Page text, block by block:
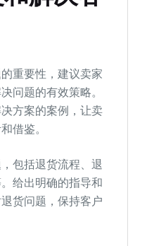
重要性，建议卖家
问题的有效策略。
方案的案例，让卖
借鉴。
包括退货流程、退
给出明确的指导和
货问题，保持客户